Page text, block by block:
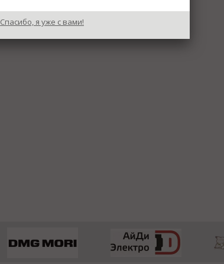
Спасибо, я уже с вами!